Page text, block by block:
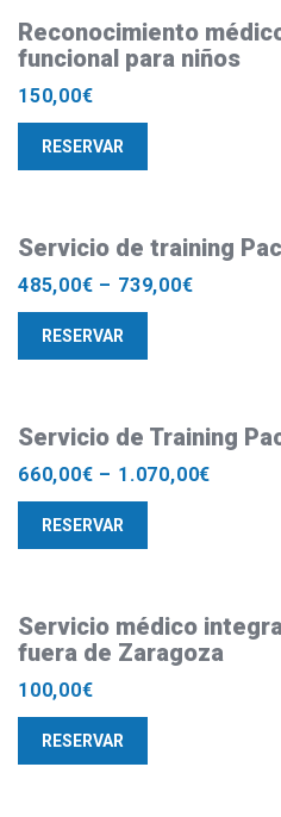
Reconocimiento
funcional para niños
150,00€
RESERVAR
Servicio de training
485,00€ – 739,00€
RESERVAR
Servicio de Training
660,00€ – 1.070,00€
RESERVAR
Servicio médico
fuera de Zaragoza
100,00€
RESERVAR